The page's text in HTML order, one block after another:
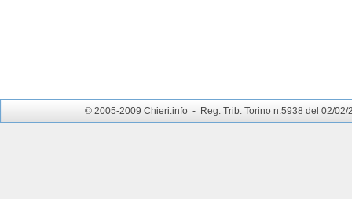
© 2005-2009 Chieri.info - Reg. Trib. Torino n.5938 del 02/02/